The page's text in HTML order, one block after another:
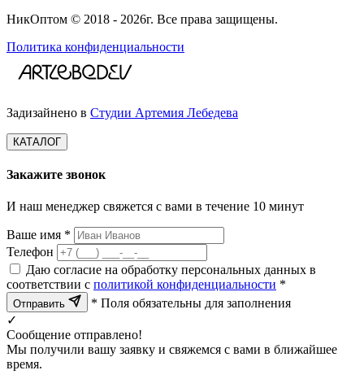
НикОптом © 2018 - 2026г. Все права защищены.
Политика конфиденциальности
Задизайнено в Студии Артемия Лебедева
КАТАЛОГ
Закажите звонок
И наш менеджер свяжется с вами в течение 10 минут
Ваше имя *
Телефон
Даю согласие на обработку персональных данных в
соответствии с политикой конфиденциальности *
Отправить
* Поля обязательны для заполнения
✓
Сообщение отправлено!
Мы получили вашу заявку и свяжемся с вами в ближайшее
время.